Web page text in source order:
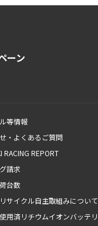
ーン
等情報
・よくあるご質問
RACING REPORT
請求
台数
サイクル自主取組みについて
用済リチウムイオンバッテリ